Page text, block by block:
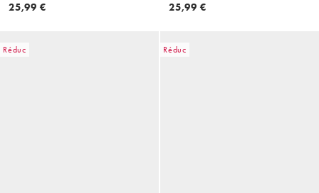
25,99 €
25,99 €
Réduc Réduc